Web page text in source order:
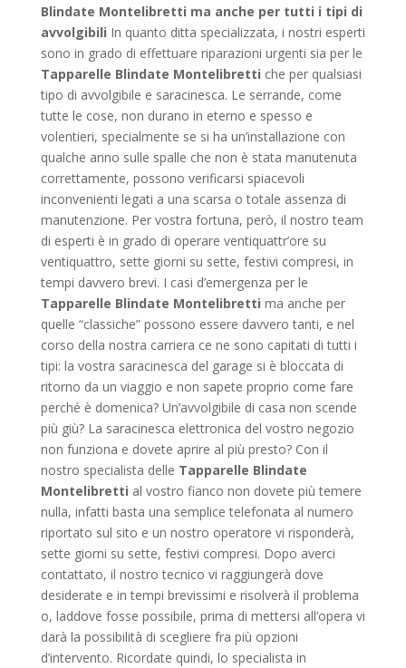
Blindate Montelibretti ma anche per tutti i tipi di
avvolgibili In quanto ditta specializzata, i nostri esperti
sono in grado di effettuare riparazioni urgenti sia per le
Tapparelle Blindate Montelibretti che per qualsiasi
tipo di avvolgibile e saracinesca. Le serrande, come
tutte le cose, non durano in eterno e spesso e
volentieri, specialmente se si ha un’installazione con
qualche anno sulle spalle che non è stata manutenuta
correttamente, possono verificarsi spiacevoli
inconvenienti legati a una scarsa o totale assenza di
manutenzione. Per vostra fortuna, però, il nostro team
di esperti è in grado di operare ventiquattr’ore su
ventiquattro, sette giorni su sette, festivi compresi, in
tempi davvero brevi. I casi d’emergenza per le
Tapparelle Blindate Montelibretti ma anche per
quelle “classiche” possono essere davvero tanti, e nel
corso della nostra carriera ce ne sono capitati di tutti i
tipi: la vostra saracinesca del garage si è bloccata di
ritorno da un viaggio e non sapete proprio come fare
perché è domenica? Un’avvolgibile di casa non scende
più giù? La saracinesca elettronica del vostro negozio
non funziona e dovete aprire al più presto? Con il
nostro specialista delle Tapparelle Blindate
Montelibretti al vostro fianco non dovete più temere
nulla, infatti basta una semplice telefonata al numero
riportato sul sito e un nostro operatore vi risponderà,
sette giorni su sette, festivi compresi. Dopo averci
contattato, il nostro tecnico vi raggiungerà dove
desiderate e in tempi brevissimi e risolverà il problema
o, laddove fosse possibile, prima di mettersi all’opera vi
darà la possibilità di scegliere fra più opzioni
d’intervento. Ricordate quindi, lo specialista in